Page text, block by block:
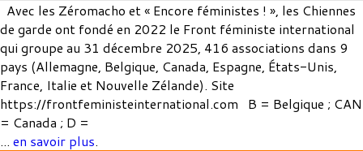
Avec les Zéromacho et « Encore féministes ! », les Chiennes
de garde ont fondé en 2022 le Front féministe international
qui groupe au 31 décembre 2025, 416 associations dans 9
pays (Allemagne, Belgique, Canada, Espagne, États-Unis,
France, Italie et Nouvelle Zélande). Site
https://frontfeministeinternational.com B = Belgique ; CAN
= Canada ; D =
... en savoir plus.